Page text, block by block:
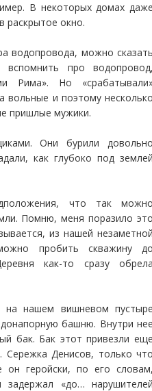
В некоторых домах
раскрытое окно.
водопровода, можно
про
Рима». Но
вольные и поэтому
пришлые мужики.
Они бурили
как глубоко под
что так
Помню, меня поразило
из нашей
пробить скважину
как-то сразу
на нашем вишневом
башню. Внутри
бак. Бак этот привезли
Сережка Денисов, только
он геройски, по его
задержал «до…